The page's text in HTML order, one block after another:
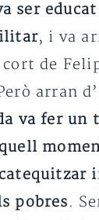
ser
, i va
de
arran
va fer un
pobres.